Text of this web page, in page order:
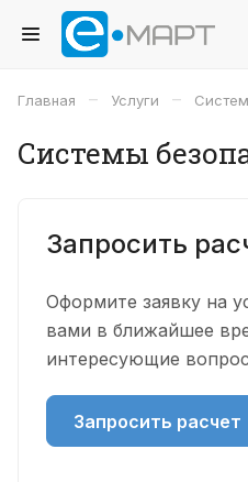
Главная – Услуги –
Системы
Запросить
Оформите заявку на
вами в ближайшее
интересующие
Запросить расчет